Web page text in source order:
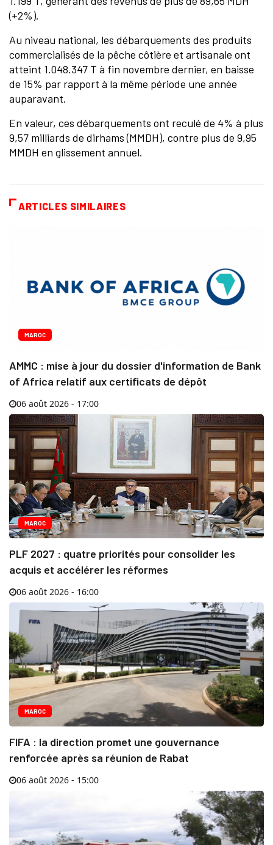
(+2%).
Au niveau national, les débarquements des produits
commercialisés de la pêche côtière et artisanale ont
atteint 1.048.347 T à fin novembre dernier, en baisse
de 15% par rapport à la même période une année
auparavant.
En valeur, ces débarquements ont reculé de 4% à plus
9,57 milliards de dirhams (MMDH), contre plus de 9,95
MMDH en glissement annuel.
ARTICLES SIMILAIRES
MAROC
AMMC : mise à jour du dossier d'information de Bank
of Africa relatif aux certificats de dépôt
06 août 2026 - 17:00
MAROC
PLF 2027 : quatre priorités pour consolider les
acquis et accélérer les réformes
06 août 2026 - 16:00
MAROC
FIFA : la direction promet une gouvernance
renforcée après sa réunion de Rabat
06 août 2026 - 15:00